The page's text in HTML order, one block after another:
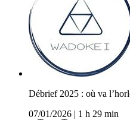
Débrief 2025 : où va
07/01/2026
1 h 29 min